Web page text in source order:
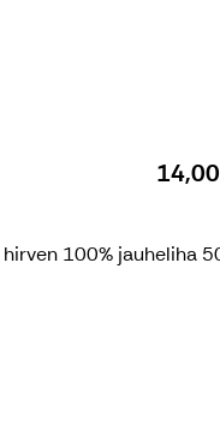
100% jauheliha